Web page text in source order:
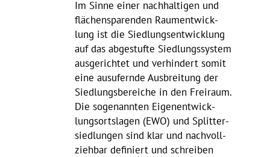
Im Sinne einer nach­hal­tigen und
flächen­spa­renden Raum­ent­wick­
lung ist die Sied­lungs­ent­wick­lung
auf das abge­stufte Sied­lungs­system
ausge­richtet und verhin­dert somit
eine ausufernde Ausbrei­tung der
Sied­lungs­be­reiche in den Frei­raum.
Die soge­nannten Eigen­ent­wick­
lungs­orts­lagen (EWO) und Split­ter­
sied­lungen sind klar und nach­voll­
ziehbar defi­niert und schreiben